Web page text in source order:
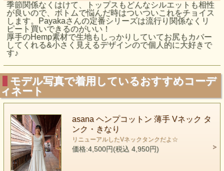
季節関係なくはけて、トップスもどんなシルエットも相性
が良いので、ボトムで悩んだ時はついついこれをチョイス
します。Payakaさんの定番シリーズは流行り関係なくリ
ピート買いできるのがいい！
厚手のHemp素材で生地もしっかりしていてお尻もカバー
してくれる&小さく見えるデザインので個人的に大好きで
す♪
モデル写真で着用しているおすすめコーデ
ィネート
asana ヘンプコットン 薄手 Vネック タ
ンク・きなり
リニューアルしたVネックタンクだよ☆
価格:4,500円(税込 4,950円)